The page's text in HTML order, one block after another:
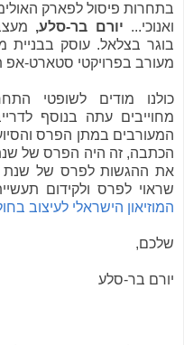
בתחרות פיסול לפארק האולימפי
ואנוכי... יורם בר-סלע,
בוגר בצלאל. עוסק בבניית
מעורב בפרויקטי סטארט-אפ
כולנו מודים לשופטי
מחוייבים עתה בנוסף
המעורבים במתן הפרס
שראוי לפרס ולקידום
המוזיאון הישראלי לעיצוב
שלכם,
יורם בר-סלע